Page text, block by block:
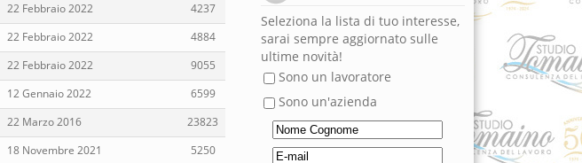
22 Febbraio 2022
4237
22 Febbraio 2022
4884
22 Febbraio 2022
9055
12 Gennaio 2022
6599
22 Marzo 2016
23823
18 Novembre 2021
5250
Seleziona la lista di tuo interesse,
sarai sempre aggiornato sulle
ultime novità!
Sono un lavoratore
Sono un'azienda